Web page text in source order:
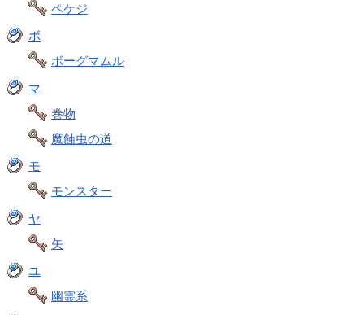
ペケジ
ボ
ボーグマムル
マ
巻物
魔蝕虫の道
モ
モンスター
ヤ
矢
ユ
幽霊系